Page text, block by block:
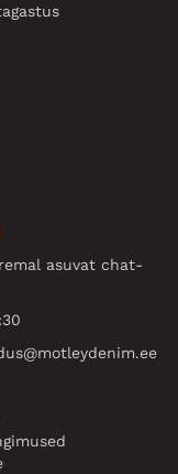
asuvat chat-